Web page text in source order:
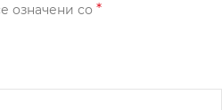
означени со *